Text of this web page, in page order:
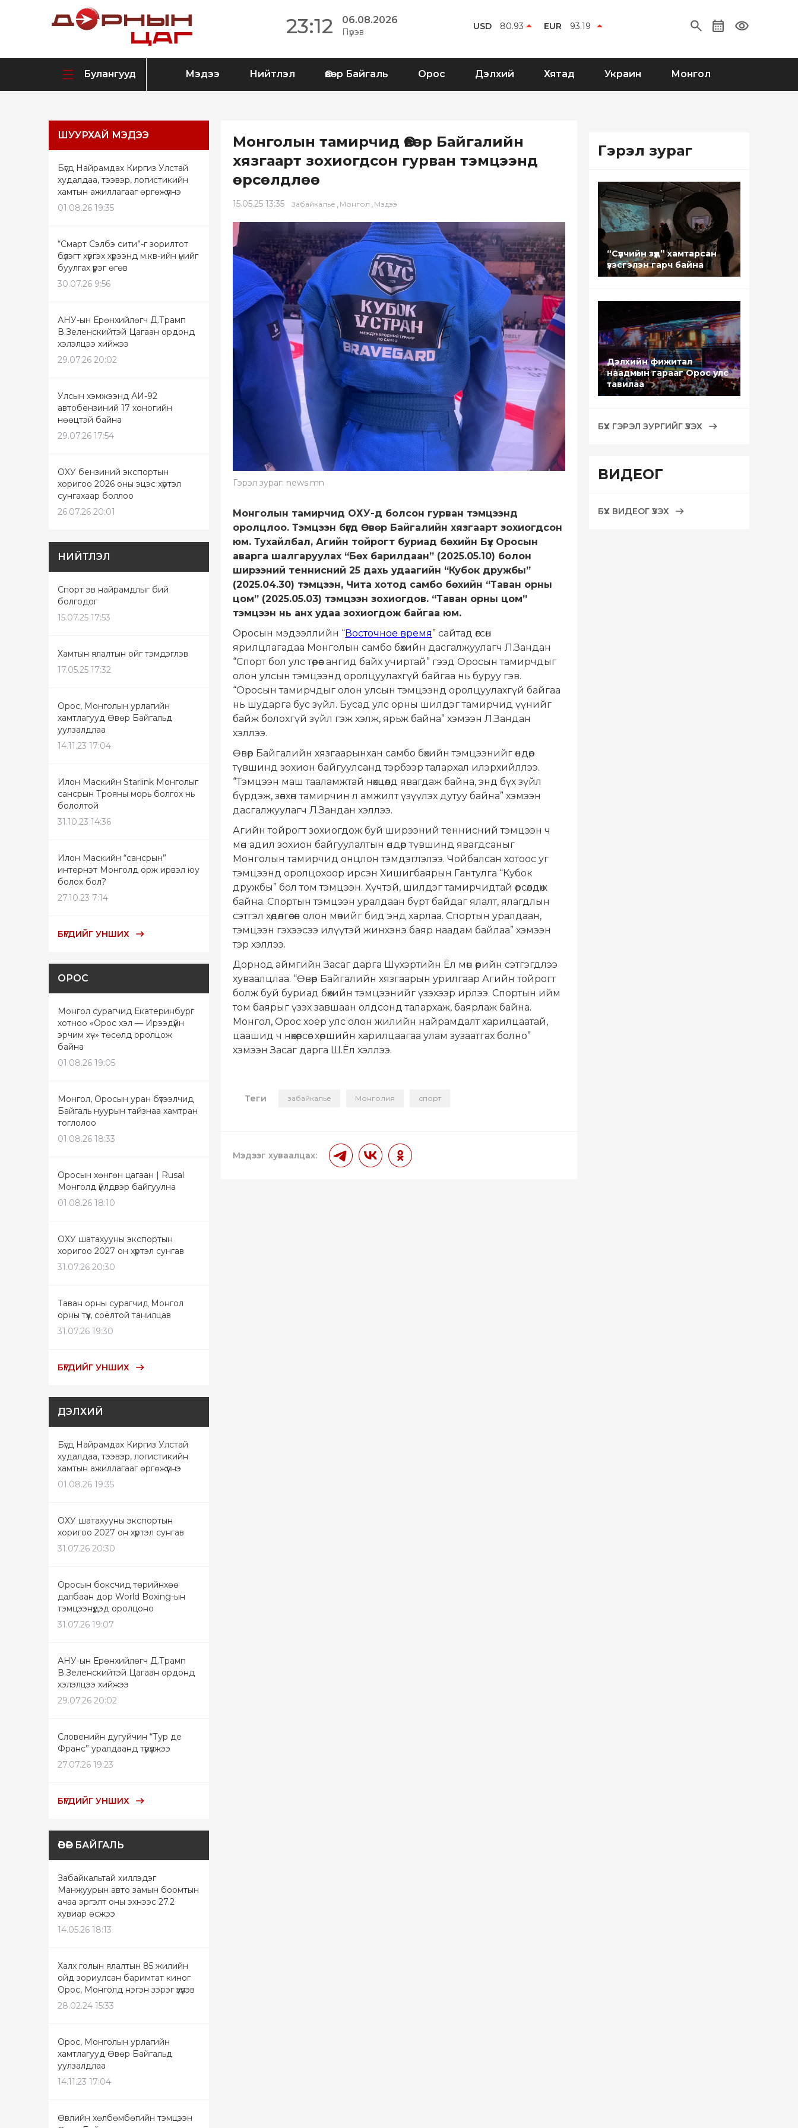
23:12 06.08.2026
Пүрэв
USD 80.93 EUR 93.19
Булангууд Мэдээ Нийтлэл Өвөр Байгаль Орос Дэлхий Хятад Украин Монгол
ШУУРХАЙ МЭДЭЭ
Бүгд Найрамдах Киргиз Улстай
худалдаа, тээвэр, логистикийн
хамтын ажиллагааг өргөжүүлнэ
01.08.26 19:35
“Смарт Сэлбэ сити”-г зорилтот
бүлэгт хүргэх хүрээнд м.кв-ийн үнийг
буулгах үүрэг өгөв
30.07.26 9:56
АНУ-ын Ерөнхийлөгч Д.Трамп
В.Зеленскийтэй Цагаан ордонд
хэлэлцээ хийжээ
29.07.26 20:02
Улсын хэмжээнд АИ-92
автобензиний 17 хоногийн
нөөцтэй байна
29.07.26 17:54
ОХУ бензиний экспортын
хоригоо 2026 оны эцэс хүртэл
сунгахаар боллоо
26.07.26 20:01
НИЙТЛЭЛ
Спорт эв найрамдлыг бий
болгодог
15.07.25 17:53
Хамтын ялалтын ойг тэмдэглэв
17.05.25 17:32
Орос, Монголын урлагийн
хамтлагууд Өвөр Байгальд
уулзалдлаа
14.11.23 17:04
Илон Маскийн Starlink Монголыг
сансрын Трояны морь болгох нь
бололтой
31.10.23 14:36
Илон Маскийн “сансрын”
интернэт Монголд орж ирвэл юу
болох бол?
27.10.23 7:14
БҮГДИЙГ УНШИХ
ОРОС
Монгол сурагчид Екатеринбург
хотноо «Орос хэл — Ирээдүйн
эрчим хүч» төсөлд оролцож
байна
01.08.26 19:05
Монгол, Оросын уран бүтээлчид
Байгаль нуурын тайзнаа хамтран
тоглолоо
01.08.26 18:33
Оросын хөнгөн цагаан | Rusal
Монголд үйлдвэр байгуулна
01.08.26 18:10
ОХУ шатахууны экспортын
хоригоо 2027 он хүртэл сунгав
31.07.26 20:30
Таван орны сурагчид Монгол
орны түүх, соёлтой танилцав
31.07.26 19:30
БҮГДИЙГ УНШИХ
ДЭЛХИЙ
Бүгд Найрамдах Киргиз Улстай
худалдаа, тээвэр, логистикийн
хамтын ажиллагааг өргөжүүлнэ
01.08.26 19:35
ОХУ шатахууны экспортын
хоригоо 2027 он хүртэл сунгав
31.07.26 20:30
Оросын боксчид төрийнхөө
далбаан дор World Boxing-ын
тэмцээнүүдэд оролцоно
31.07.26 19:07
АНУ-ын Ерөнхийлөгч Д.Трамп
В.Зеленскийтэй Цагаан ордонд
хэлэлцээ хийжээ
29.07.26 20:02
Словенийн дугуйчин “Тур де
Франс” уралдаанд түрүүлжээ
27.07.26 19:23
БҮГДИЙГ УНШИХ
ӨВӨР БАЙГАЛЬ
Забайкальтай хиллэдэг
Манжуурын авто замын боомтын
ачаа эргэлт оны эхнээс 27.2
хувиар өсжээ
14.05.26 18:13
Халх голын ялалтын 85 жилийн
ойд зориулсан баримтат киног
Орос, Монголд нэгэн зэрэг үзүүлэв
28.02.24 15:33
Орос, Монголын урлагийн
хамтлагууд Өвөр Байгальд
уулзалдлаа
14.11.23 17:04
Өвлийн хөлбөмбөгийн тэмцээн
Монголын тамирчид Өвөр Байгалийн
хязгаарт зохиогдсон гурван тэмцээнд
өрсөлдлөө
15.05.25 13:35 Забайкалье , Монгол , Мэдээ
Гэрэл зураг: news.mn
Монголын тамирчид ОХУ-д болсон гурван тэмцээнд
оролцлоо. Тэмцээн бүгд Өвөр Байгалийн хязгаарт зохиогдсон
юм. Тухайлбал, Агийн тойрогт буриад бөхийн Бүх Оросын
аварга шалгаруулах “Бөх барилдаан” (2025.05.10) болон
ширээний теннисний 25 дахь удаагийн “Кубок дружбы”
(2025.04.30) тэмцээн, Чита хотод самбо бөхийн “Таван орны
цом” (2025.05.03) тэмцээн зохиогдов. “Таван орны цом”
тэмцээн нь анх удаа зохиогдож байгаа юм.
Оросын мэдээллийн “Восточное время” сайтад өгсөн
ярилцлагадаа Монголын самбо бөхийн дасгалжуулагч Л.Зандан
“Спорт бол улс төрөөс ангид байх учиртай” гээд Оросын тамирчдыг
олон улсын тэмцээнд оролцуулахгүй байгаа нь буруу гэв.
“Оросын тамирчдыг олон улсын тэмцээнд оролцуулахгүй байгаа
нь шударга бус зүйл. Бусад улс орны шилдэг тамирчид үүнийг
байж болохгүй зүйл гэж хэлж, ярьж байна” хэмээн Л.Зандан
хэллээ.
Өвөр Байгалийн хязгаарынхан самбо бөхийн тэмцээнийг өндөр
түвшинд зохион байгуулсанд тэрбээр талархал илэрхийллээ.
“Тэмцээн маш тааламжтай нөхцөлд явагдаж байна, энд бүх зүйл
бүрдэж, зөвхөн тамирчин л амжилт үзүүлэх дутуу байна” хэмээн
дасгалжуулагч Л.Зандан хэллээ.
Агийн тойрогт зохиогдож буй ширээний теннисний тэмцээн ч
мөн адил зохион байгуулалтын өндөр түвшинд явагдсаныг
Монголын тамирчид онцлон тэмдэглэлээ. Чойбалсан хотоос уг
тэмцээнд оролцохоор ирсэн Хишигбаярын Гантулга “Кубок
дружбы” бол том тэмцээн. Хүчтэй, шилдэг тамирчидтай өрсөлдөж
байна. Спортын тэмцээн уралдаан бүрт байдаг ялалт, ялагдлын
сэтгэл хөдөлгөсөн олон мөчийг бид энд харлаа. Спортын уралдаан,
тэмцээн гэхээсээ илүүтэй жинхэнэ баяр наадам байлаа” хэмээн
тэр хэллээ.
Дорнод аймгийн Засаг дарга Шүхэртийн Ёл мөн өөрийн сэтгэгдлээ
хуваалцлаа. “Өвөр Байгалийн хязгаарын урилгаар Агийн тойрогт
болж буй буриад бөхийн тэмцээнийг үзэхээр ирлээ. Спортын ийм
том баярыг үзэх завшаан олдсонд талархаж, баярлаж байна.
Монгол, Орос хоёр улс олон жилийн найрамдалт харилцаатай,
цаашид ч нөхөрсөг хөршийн харилцаагаа улам зузаатгах болно”
хэмээн Засаг дарга Ш.Ёл хэллээ.
Теги забайкалье Монголия спорт
Мэдээг хуваалцах:
Гэрэл зураг
“Сүүлчийн зүүд” хамтарсан
үзэсгэлэн гарч байна
Дэлхийн фижитал
наадмын гарааг Орос улс
тавилаа
БҮХ ГЭРЭЛ ЗУРГИЙГ ҮЗЭХ
ВИДЕОГ
БҮХ ВИДЕОГ ҮЗЭХ